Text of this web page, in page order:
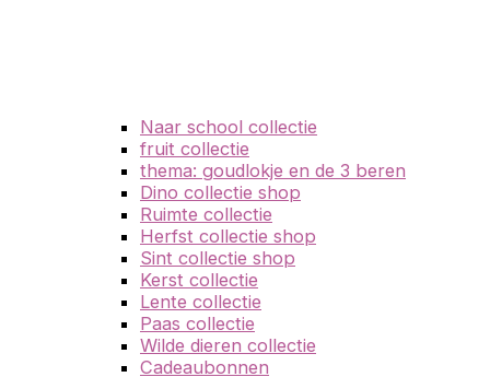
Naar school collectie
fruit collectie
thema: goudlokje en de 3 beren
Dino collectie shop
Ruimte collectie
Herfst collectie shop
Sint collectie shop
Kerst collectie
Lente collectie
Paas collectie
Wilde dieren collectie
Cadeaubonnen